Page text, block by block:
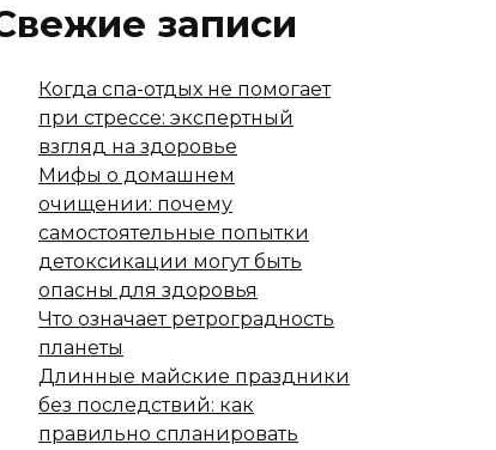
записи
Когда спа-отдых не помогает
при стрессе: экспертный
взгляд на здоровье
Мифы о домашнем
очищении: почему
самостоятельные попытки
детоксикации могут быть
опасны для здоровья
Что означает ретроградность
планеты
Длинные майские праздники
без последствий: как
правильно спланировать